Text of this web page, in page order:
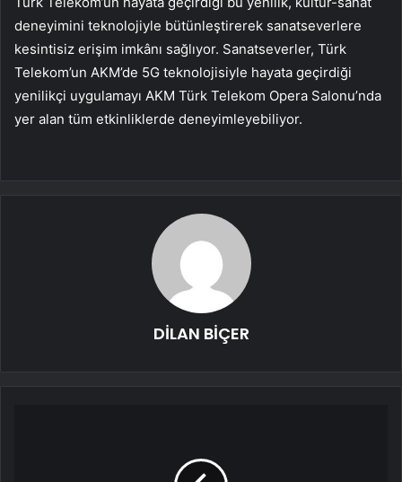
deneyimini teknolojiyle bütünleştirerek sanatseverlere
kesintisiz erişim imkânı sağlıyor. Sanatseverler, Türk
Telekom’un AKM’de 5G teknolojisiyle hayata geçirdiği
yenilikçi uygulamayı AKM Türk Telekom Opera Salonu’nda
yer alan tüm etkinliklerde deneyimleyebiliyor.
DİLAN BİÇER